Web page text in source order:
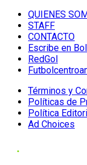
QUIENES
STAFF
CONTACTO
Escribe en
RedGol
Términos y
Políticas de
Política
Ad Choices